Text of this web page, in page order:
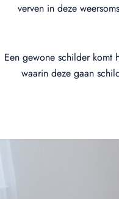
verven in deze
Een gewone schilder komt
waarin deze gaan